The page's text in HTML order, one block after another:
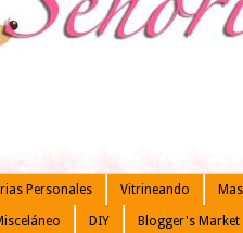
Personales Vitrineando
DIY Blogger's Market